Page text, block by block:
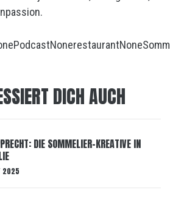
PodcastNonerestaurantNoneSomm
DICH AUCH
DIE SOMMELIER-KREATIVE IN
2025